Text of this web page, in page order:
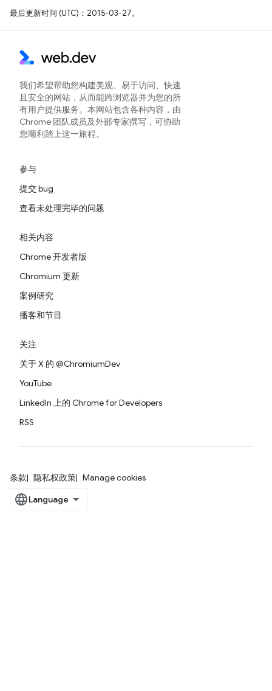
最后更新时间 (UTC)：2015-03-27。
我们希望帮助您构建美观、易于访问、快速
且安全的网站，从而能跨浏览器并为您的所
有用户提供服务。本网站包含各种内容，由
Chrome 团队成员及外部专家撰写，可协助
您顺利踏上这一旅程。
参与
提交 bug
查看未处理完毕的问题
相关内容
Chrome 开发者版
Chromium 更新
案例研究
播客和节目
关注
关于 X 的 @ChromiumDev
YouTube
LinkedIn 上的 Chrome for Developers
RSS
条款 隐私权政策 Manage cookies